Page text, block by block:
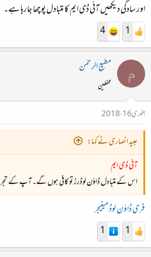
اور سادگی دیکھیں آئی ڈی ایم کا متبادل پوچھا جارہا ہے۔
1
4
م مطیع الرحمٰن
محفلین
جنوری 16، 2018
عبید انصاری نے کہا:
آئی ڈی ایم
اس کے متبادل ڈاؤن لوڈرز تو کافی ہوں گے۔ آپ کے
فری ڈاؤن لوڈ مینیجر
1
1